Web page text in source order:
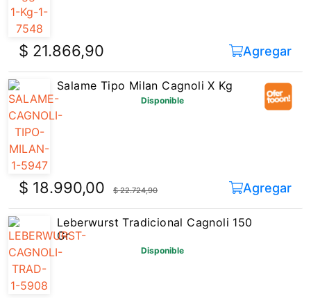
$ 21.866,90 Agregar
Salame Tipo Milan Cagnoli X Kg
Disponible
$ 18.990,00 $ 22.724,90 Agregar
Leberwurst Tradicional Cagnoli 150
Gr
Disponible